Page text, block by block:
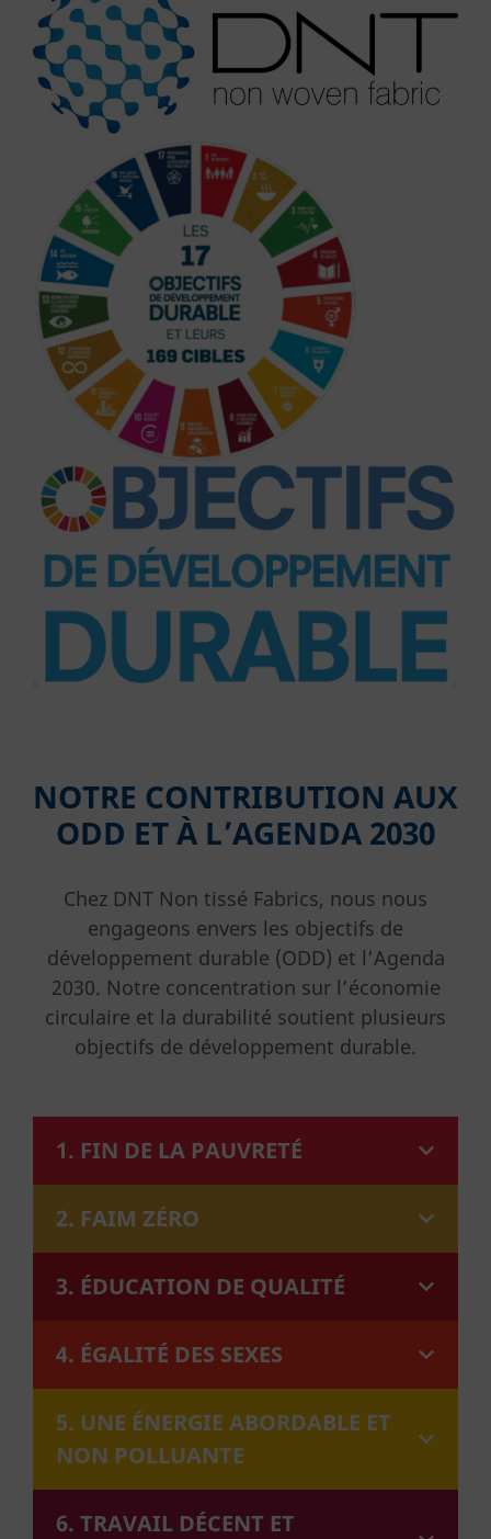
NOTRE CONTRIBUTION AUX
ODD ET À L’AGENDA 2030
Chez DNT Non tissé Fabrics, nous nous
engageons envers les objectifs de
développement durable (ODD) et l’Agenda
2030. Notre concentration sur l’économie
circulaire et la durabilité soutient plusieurs
objectifs de développement durable.
1. FIN DE LA PAUVRETÉ
2. FAIM ZÉRO
3. ÉDUCATION DE QUALITÉ
4. ÉGALITÉ DES SEXES
5. UNE ÉNERGIE ABORDABLE ET
NON POLLUANTE
6. TRAVAIL DÉCENT ET